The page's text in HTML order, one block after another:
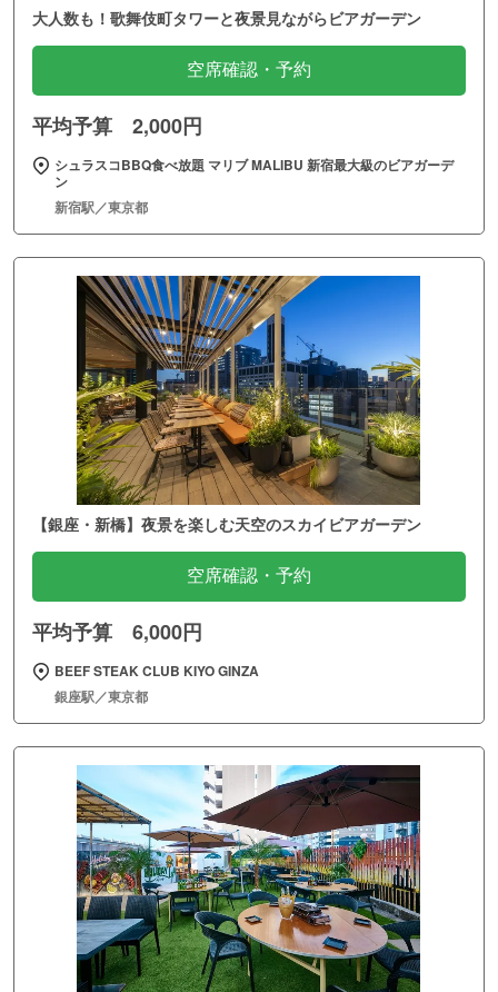
大人数も！歌舞伎町タワーと夜景見ながらビアガーデン
空席確認・予約
平均予算 2,000円
シュラスコBBQ食べ放題 マリブ MALIBU 新宿最大級のビアガーデ
ン
新宿駅／東京都
【銀座・新橋】夜景を楽しむ天空のスカイビアガーデン
空席確認・予約
平均予算 6,000円
BEEF STEAK CLUB KIYO GINZA
銀座駅／東京都